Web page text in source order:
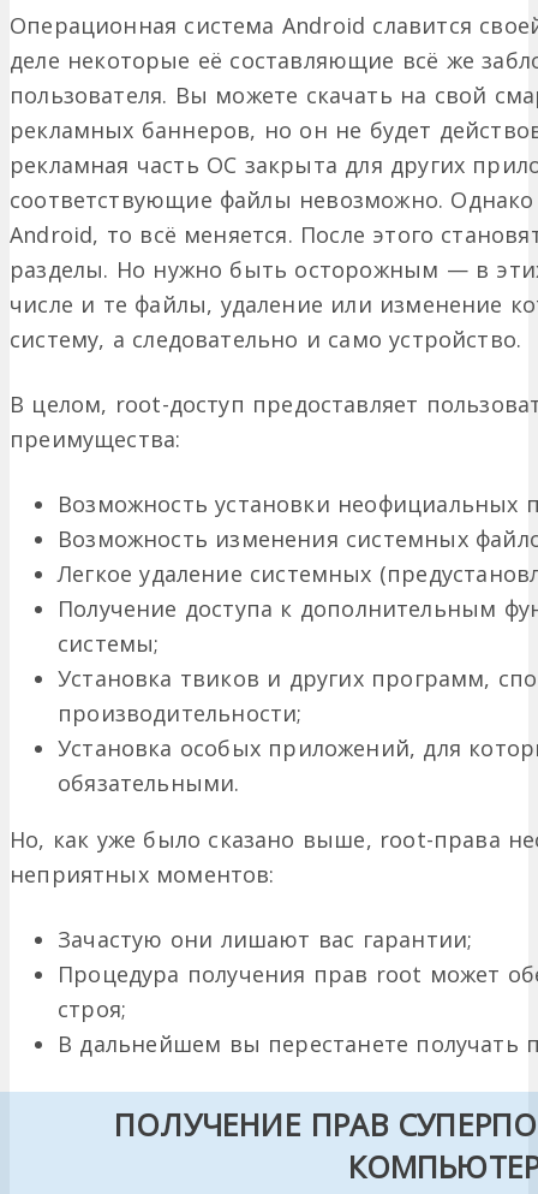
Операционная система Android славится
деле некоторые её составляющие всё же
пользователя. Вы можете скачать на свой
рекламных баннеров, но он не будет
рекламная часть ОС закрыта для других
соответствующие файлы невозможно.
Android, то всё меняется. После этого
разделы. Но нужно быть осторожным — в
числе и те файлы, удаление или изменение
систему, а следовательно и само устройство.
В целом, root-доступ предоставляет
преимущества:
Возможность установки неофициальных
Возможность изменения системных
Легкое удаление системных
Получение доступа к дополнительным
системы;
Установка твиков и других программ,
производительности;
Установка особых приложений, для
обязательными.
Но, как уже было сказано выше, root-права
неприятных моментов:
Зачастую они лишают вас гарантии;
Процедура получения прав root может
строя;
В дальнейшем вы перестанете получать
ПОЛУЧЕНИЕ ПРАВ